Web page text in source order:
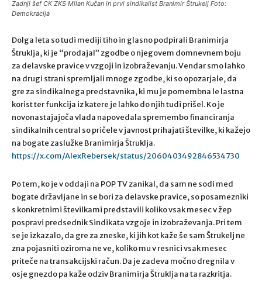
Zadnji šef CK ZKS Milan Kučan in prvi sindikalist Branimir Štrukelj Foto:
Demokracija
Dolga leta so tudi mediji tiho in glasno podpirali Branimirja
Štruklja, ki je “prodajal” zgodbe o njegovem domnevnem boju
za delavske pravice v vzgoji in izobraževanju. Vendar smo lahko
na drugi strani spremljali mnoge zgodbe, ki so opozarjale, da
gre za sindikalnega predstavnika, ki mu je pomembna le lastna
korist ter funkcija iz katere je lahko do njih tudi prišel. Ko je
novonastajajoča vlada napovedala spremembo financiranja
sindikalnih central so pričele v javnost prihajati številke, ki kažejo
na bogate zaslužke Branimirja Štruklja.
https://x.com/AlexRebersek/status/2060403492846534730
Po tem, ko je v oddaji na POP TV zanikal, da sam ne sodi med
bogate državljane in se bori za delavske pravice, so posamezniki
s konkretnimi številkami predstavili koliko vsak mesec v žep
pospravi predsednik Sindikata vzgoje in izobraževanja. Pri tem
se je izkazalo, da gre za zneske, ki jih kot kaže še sam Štrukelj ne
zna pojasniti oziroma ne ve, koliko mu v resnici vsak mesec
priteče na transakcijski račun. Da je zadeva močno dregnila v
osje gnezdo pa kaže odziv Branimirja Štruklja na ta razkritja.